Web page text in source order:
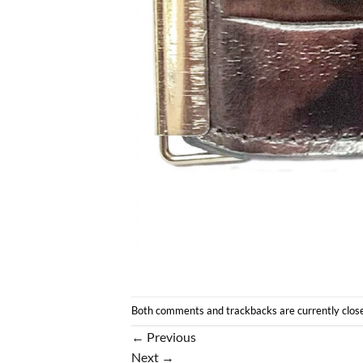
Both comments and trackbacks are currently
← Previous
Next →